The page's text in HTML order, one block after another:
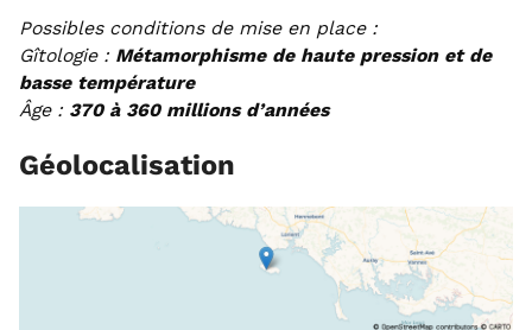
Possibles conditions de mise en place :
Gîtologie : Métamorphisme de haute pression et de
basse température
Âge : 370 à 360 millions d’années
Géolocalisation